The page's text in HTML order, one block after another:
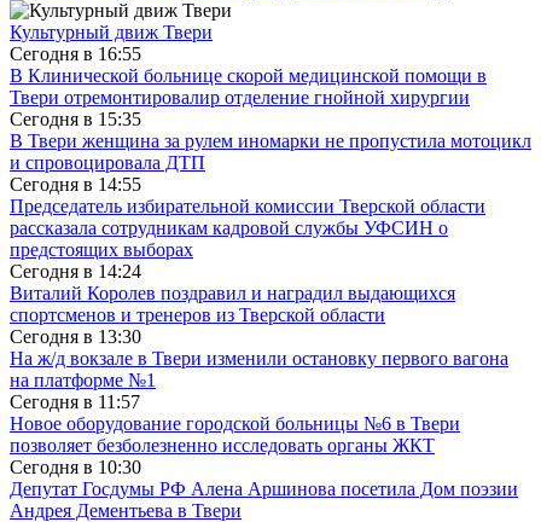
Культурный движ Твери
Сегодня в 16:55
В Клинической больнице скорой медицинской помощи в
Твери отремонтировалир отделение гнойной хирургии
Сегодня в 15:35
В Твери женщина за рулем иномарки не пропустила мотоцикл
и спровоцировала ДТП
Сегодня в 14:55
Председатель избирательной комиссии Тверской области
рассказала сотрудникам кадровой службы УФСИН о
предстоящих выборах
Сегодня в 14:24
Виталий Королев поздравил и наградил выдающихся
спортсменов и тренеров из Тверской области
Сегодня в 13:30
На ж/д вокзале в Твери изменили остановку первого вагона
на платформе №1
Сегодня в 11:57
Новое оборудование городской больницы №6 в Твери
позволяет безболезненно исследовать органы ЖКТ
Сегодня в 10:30
Депутат Госдумы РФ Алена Аршинова посетила Дом поэзии
Андрея Дементьева в Твери